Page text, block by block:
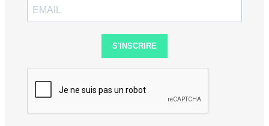
S'INSCRIRE